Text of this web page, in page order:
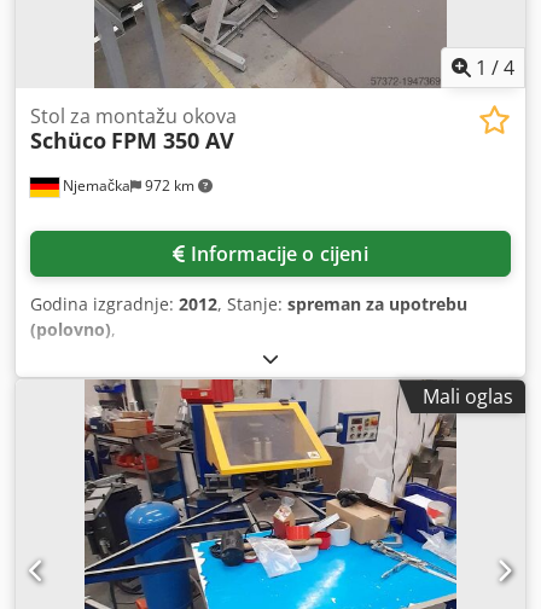
1 /4
Njemačka 972 km
Stol za montažu okova
Schüco FPM 350 AV
Informacije o cijeni
Godina izgradnje: 2012, Stanje: spreman za upotrebu
(polovno),
Mali oglas